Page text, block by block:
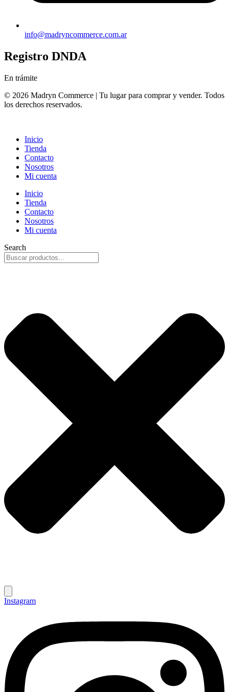
info@madryncommerce.com.ar
Registro DNDA
En trámite
© 2026 Madryn Commerce | Tu lugar para comprar y vender. Todos
los derechos reservados.
Inicio
Tienda
Contacto
Nosotros
Mi cuenta
Inicio
Tienda
Contacto
Nosotros
Mi cuenta
Search
Instagram